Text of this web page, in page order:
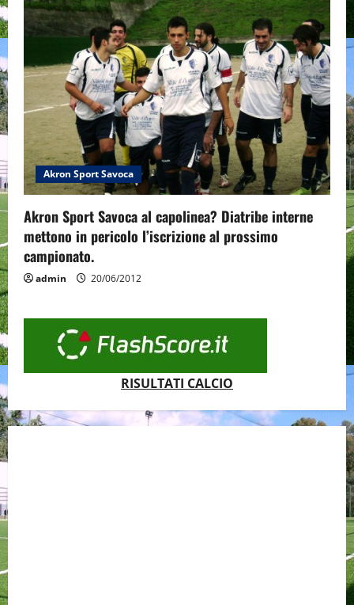
Akron Sport Savoca
Akron Sport Savoca al capolinea? Diatribe interne
mettono in pericolo l’iscrizione al prossimo
campionato.
admin 20/06/2012
RISULTATI CALCIO